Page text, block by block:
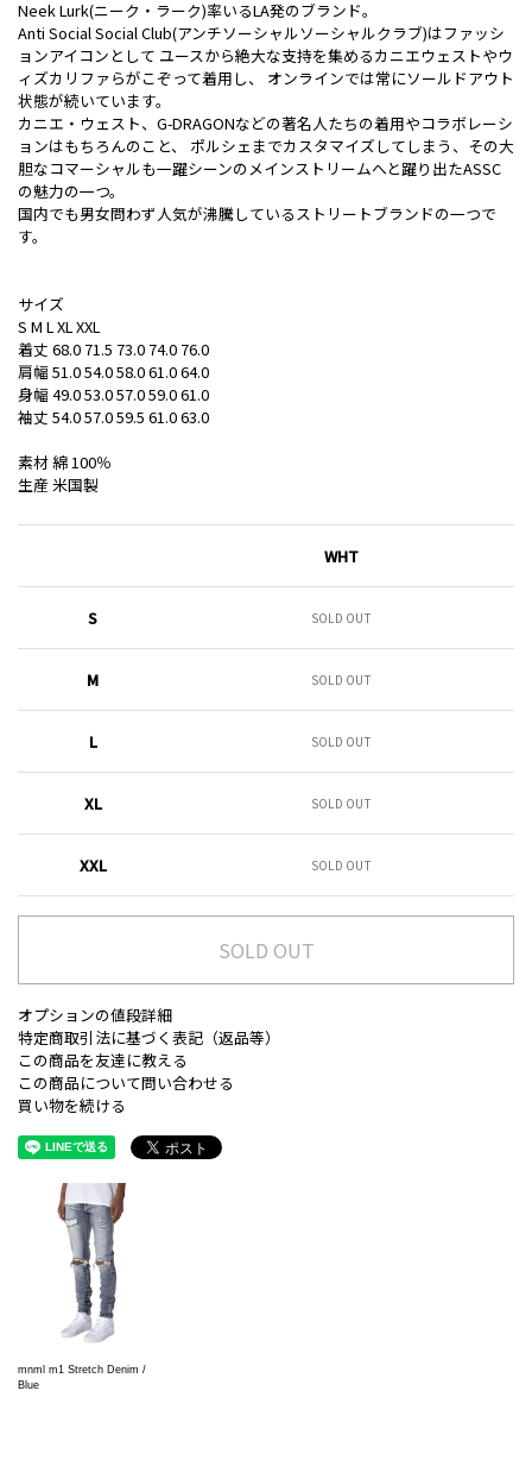
Neek Lurk(ニーク・ラーク)率いるLA発のブランド。
Anti Social Social Club(アンチソーシャルソーシャルクラブ)はファッシ
ョンアイコンとして ユースから絶大な支持を集めるカニエウェストやウ
ィズカリファらがこぞって着用し、 オンラインでは常にソールドアウト
状態が続いています。
カニエ・ウェスト、G-DRAGONなどの著名人たちの着用やコラボレーシ
ョンはもちろんのこと、 ポルシェまでカスタマイズしてしまう、その大
胆なコマーシャルも一躍シーンのメインストリームへと躍り出たASSC
の魅力の一つ。
国内でも男女問わず人気が沸騰しているストリートブランドの一つで
す。
サイズ
S M L XL XXL
着丈 68.0 71.5 73.0 74.0 76.0
肩幅 51.0 54.0 58.0 61.0 64.0
身幅 49.0 53.0 57.0 59.0 61.0
袖丈 54.0 57.0 59.5 61.0 63.0
素材 綿 100％
生産 米国製
WHT
S SOLD OUT
M SOLD OUT
L SOLD OUT
XL SOLD OUT
XXL SOLD OUT
SOLD OUT
オプションの値段詳細
特定商取引法に基づく表記（返品等）
この商品を友達に教える
この商品について問い合わせる
買い物を続ける
mnml m1 Stretch Denim /
Blue